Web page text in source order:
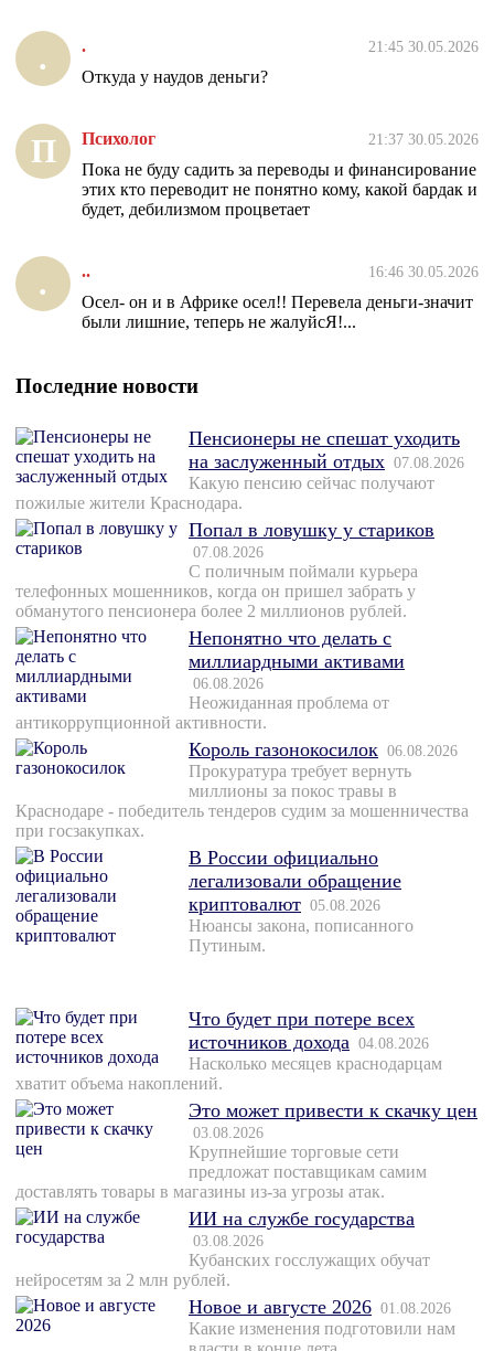
. . 21:45 30.05.2026
Откуда у наудов деньги?
П Психолог 21:37 30.05.2026
Пока не буду садить за переводы и финансирование
этих кто переводит не понятно кому, какой бардак и
будет, дебилизмом процветает
. .. 16:46 30.05.2026
Осел- он и в Африке осел!! Перевела деньги-значит
были лишние, теперь не жалуйсЯ!...
Последние новости
Пенсионеры не спешат уходить
на заслуженный отдых 07.08.2026
Какую пенсию сейчас получают
пожилые жители Краснодара.
Попал в ловушку у стариков
07.08.2026
С поличным поймали курьера
телефонных мошенников, когда он пришел забрать у
обманутого пенсионера более 2 миллионов рублей.
Непонятно что делать с
миллиардными активами
06.08.2026
Неожиданная проблема от
антикоррупционной активности.
Король газонокосилок 06.08.2026
Прокуратура требует вернуть
миллионы за покос травы в
Краснодаре - победитель тендеров судим за мошенничества
при госзакупках.
В России официально
легализовали обращение
криптовалют 05.08.2026
Нюансы закона, пописанного
Путиным.
Что будет при потере всех
источников дохода 04.08.2026
Насколько месяцев краснодарцам
хватит объема накоплений.
Это может привести к скачку цен
03.08.2026
Крупнейшие торговые сети
предложат поставщикам самим
доставлять товары в магазины из-за угрозы атак.
ИИ на службе государства
03.08.2026
Кубанских госслужащих обучат
нейросетям за 2 млн рублей.
Новое и августе 2026 01.08.2026
Какие изменения подготовили нам